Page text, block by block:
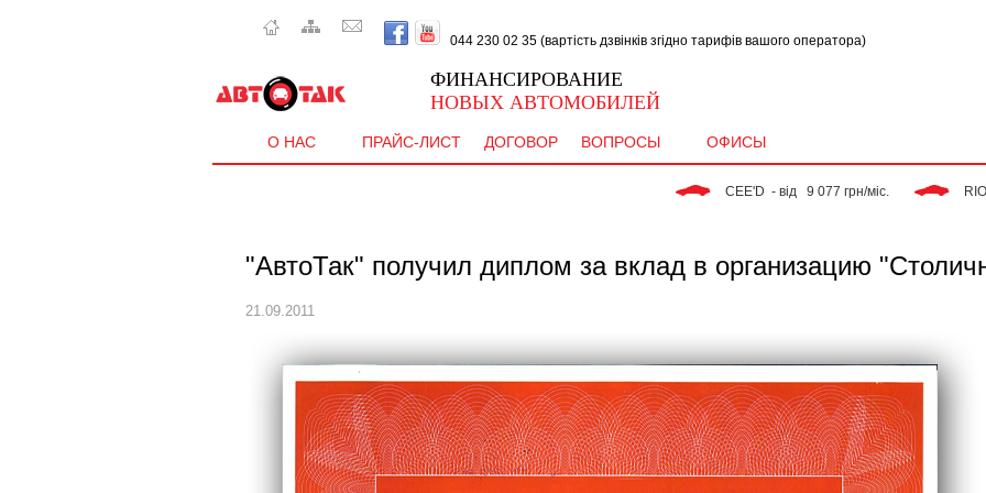
044 230 02 35 (вартість дзвінків згідно тарифів вашого оператора)
ФИНАНСИРОВАНИЕ
НОВЫХ АВТОМОБИЛЕЙ
О НАС ПРАЙС-ЛИСТ ДОГОВОР ВОПРОСЫ ОФИСЫ
CEE'D  - від   9 077 грн/міс. RIO - від
"АвтоТак" получил диплом за вклад в организацию
21.09.2011